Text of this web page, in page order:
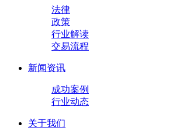
法律
政策
行业解读
交易流程
新闻资讯
成功案例
行业动态
关于我们